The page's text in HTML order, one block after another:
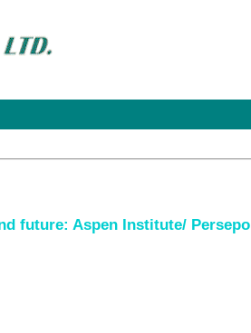
future: Aspen Institute/